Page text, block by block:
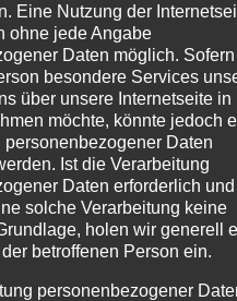
Eine Nutzung der
ohne jede Angabe
Daten möglich.
besondere Services
über unsere Internetseite in
möchte, könnte jedoch
personenbezogener Daten
Ist die Verarbeitung
Daten erforderlich und
solche Verarbeitung keine
holen wir generell
betroffenen Person ein.
personenbezogener